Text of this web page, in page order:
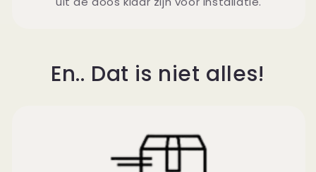
En.. Dat is niet alles!